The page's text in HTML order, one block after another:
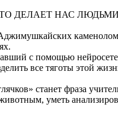
ДЕЛАЕТ НАС ЛЮДЬМИ
с помощью
все тяготы этой
станет фраза
уметь